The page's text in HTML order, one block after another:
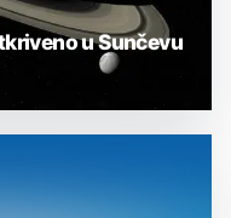
u Sunčevu